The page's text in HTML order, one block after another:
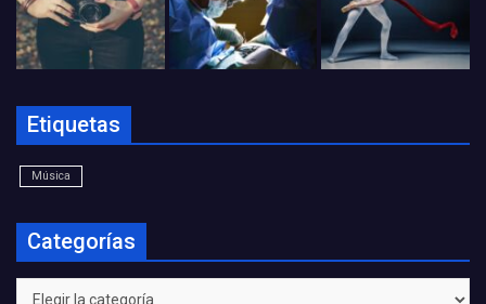
Etiquetas
Música
Categorías
Categorías